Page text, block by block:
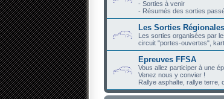
- Sorties à venir
- Résumés des sorties
Les Sorties Régionales
Les sorties organisées par
circuit "portes-ouvertes",
Epreuves FFSA
Vous allez participer à une
Venez nous y convier !
Rallye asphalte, rallye terre,